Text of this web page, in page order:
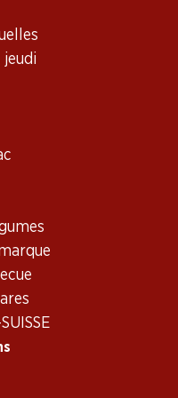
Dôle
du